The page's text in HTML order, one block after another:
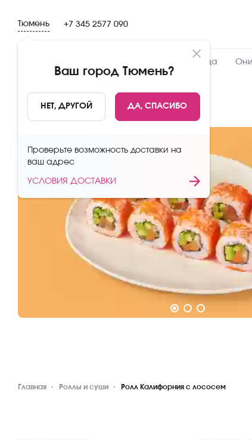
Тюмень
Ваш город Тюмень?
НЕТ, ДРУГОЙ ДА, СПАСИБО
Проверьте возможность доставки на
ваш адрес
УСЛОВИЯ ДОСТАВКИ
+7 345 2577 090
Пицца
НАЗАД
Главная Роллы и суши Ролл Калифорния с лососем